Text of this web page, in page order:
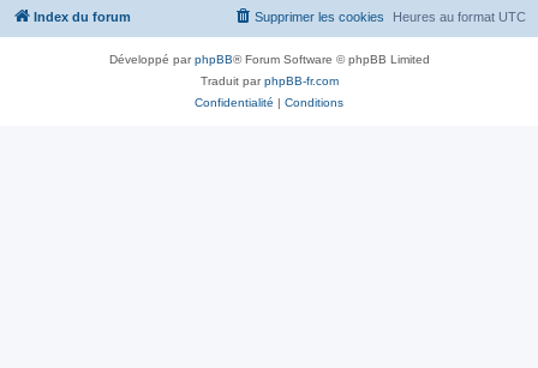
Index du forum Heures au format UTC
Supprimer les cookies
Développé parphpBB® Forum Software © phpBB Limited
Traduit parphpBB-fr.com
Confidentialité | Conditions